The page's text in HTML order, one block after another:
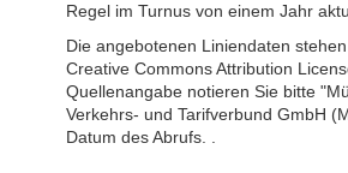
Regel im Turnus von einem Jahr
Die angebotenen Liniendaten
Creative Commons Attribution
Quellenangabe notieren Sie bitte
Verkehrs- und Tarifverbund GmbH
Datum des Abrufs. .